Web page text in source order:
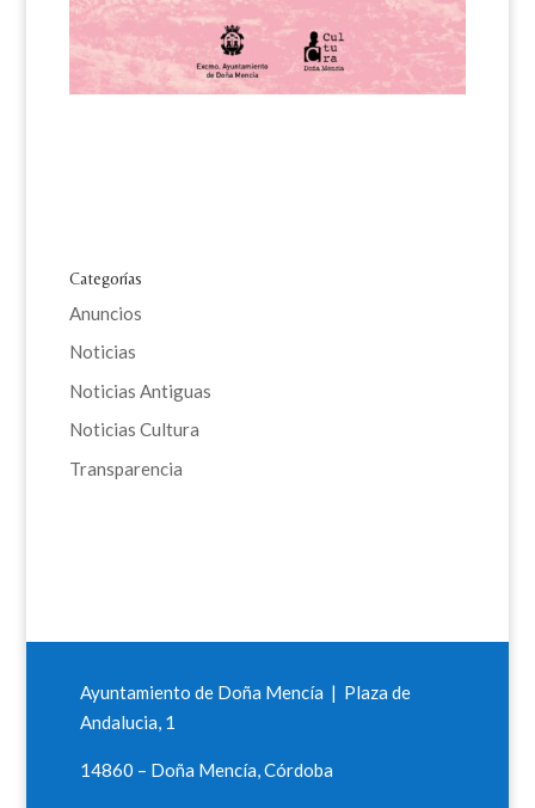
Categorías
Anuncios
Noticias
Noticias Antiguas
Noticias Cultura
Transparencia
Ayuntamiento de Doña Mencía | Plaza de
Andalucia, 1
14860 – Doña Mencía, Córdoba